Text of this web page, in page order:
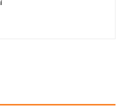
sobretudo, como
e que permita à
etapas de modo autónomo.